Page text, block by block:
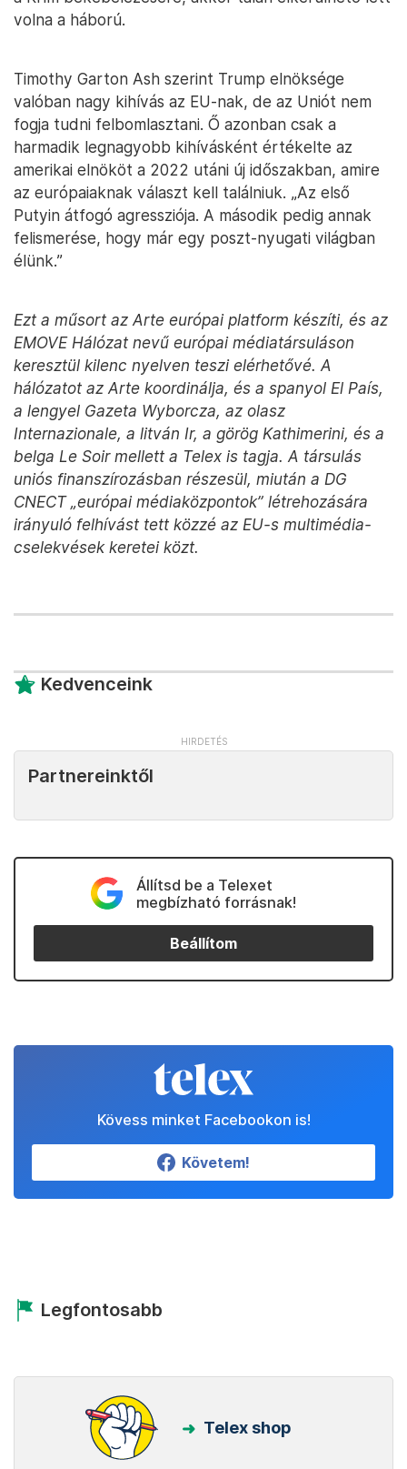
volna a háború.
Timothy Garton Ash szerint Trump elnöksége
valóban nagy kihívás az EU-nak, de az Uniót nem
fogja tudni felbomlasztani. Ő azonban csak a
harmadik legnagyobb kihívásként értékelte az
amerikai elnököt a 2022 utáni új időszakban, amire
az európaiaknak választ kell találniuk. „Az első
Putyin átfogó agressziója. A második pedig annak
felismerése, hogy már egy poszt-nyugati világban
élünk.”
Ezt a műsort az Arte európai platform készíti, és az
EMOVE Hálózat nevű európai médiatársuláson
keresztül kilenc nyelven teszi elérhetővé. A
hálózatot az Arte koordinálja, és a spanyol El País,
a lengyel Gazeta Wyborcza, az olasz
Internazionale, a litván Ir, a görög Kathimerini, és a
belga Le Soir mellett a Telex is tagja. A társulás
uniós finanszírozásban részesül, miután a DG
CNECT „európai médiaközpontok” létrehozására
irányuló felhívást tett közzé az EU-s multimédia-
cselekvések keretei közt.
Kedvenceink
Partnereinktől
Állítsd be a Telexet
megbízható forrásnak!
Beállítom
Kövess minket Facebookon is!
Követem!
Legfontosabb
Telex shop